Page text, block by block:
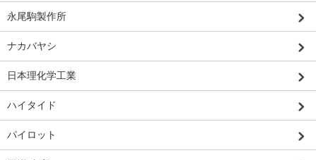
永尾駒製作所
ナカバヤシ
日本理化学工業
ハイタイド
パイロット